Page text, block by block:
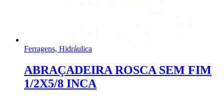
Ferragens, Hidráulica
ABRAÇADEIRA ROSCA SEM FIM
1/2X5/8 INCA